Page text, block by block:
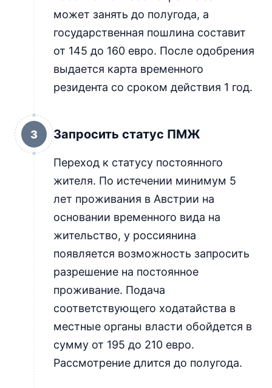
может занять до полугода, а
государственная пошлина составит
от 145 до 160 евро. После одобрения
выдается карта временного
резидента со сроком действия 1 год.
3 Запросить статус ПМЖ
Переход к статусу постоянного
жителя. По истечении минимум 5
лет проживания в Австрии на
основании временного вида на
жительство, у россиянина
появляется возможность запросить
разрешение на постоянное
проживание. Подача
соответствующего ходатайства в
местные органы власти обойдется в
сумму от 195 до 210 евро.
Рассмотрение длится до полугода.